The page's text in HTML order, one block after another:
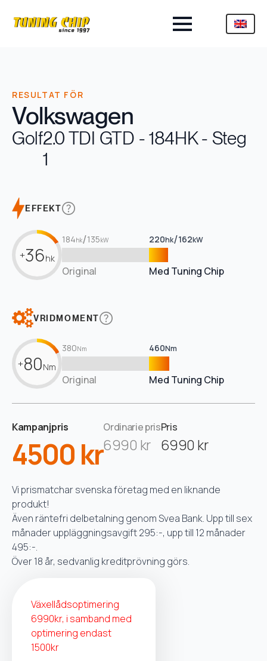
RESULTAT FÖR
Volkswagen
Golf2.0 TDI GTD - 184HK - Steg
1
EFFEKT
+36hk
184hk/135kW 220hk/162kW
Original Med Tuning Chip
VRIDMOMENT
+80Nm
380Nm 460Nm
Original Med Tuning Chip
Kampanjpris
4500 kr
Ordinarie pris
6990 kr
Pris
6990 kr
Vi prismatchar svenska företag med en liknande
produkt!
Även räntefri delbetalning genom Svea Bank. Upp till sex
månader uppläggningsavgift 295:-, upp till 12 månader
495:-.
Över 18 år, sedvanlig kreditprövning görs.
Växellådsoptimering
6990kr, i samband med
optimering endast
1500kr